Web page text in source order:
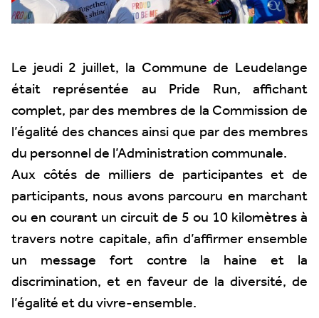
Le jeudi 2 juillet, la Commune de Leudelange
était représentée au Pride Run, affichant
complet, par des membres de la Commission de
l’égalité des chances ainsi que par des membres
du personnel de l’Administration communale.
Aux côtés de milliers de participantes et de
participants, nous avons parcouru en marchant
ou en courant un circuit de 5 ou 10 kilomètres à
travers notre capitale, afin d’affirmer ensemble
un message fort contre la haine et la
discrimination, et en faveur de la diversité, de
l’égalité et du vivre-ensemble.